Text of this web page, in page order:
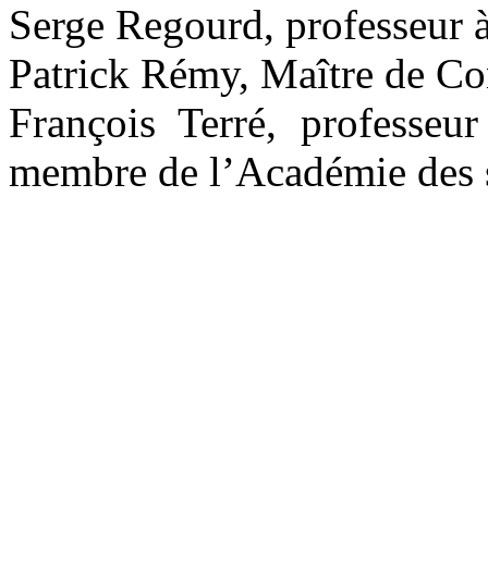
Serge Regourd, professeur
Patrick Rémy, Maître de
François Terré,
membre de l’Académie